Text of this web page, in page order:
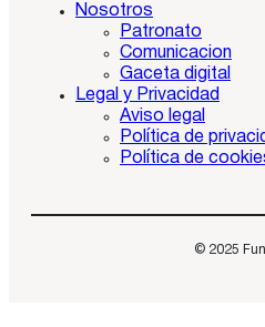
Nosotros
Patronato
Comunicacion
Gaceta digital
Legal y Privacidad
Aviso legal
Política de
Política de
© 2025